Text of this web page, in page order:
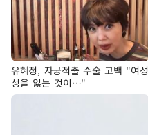
유혜정, 자궁적출 수술 고백 "여성
성을 잃는 것이…"